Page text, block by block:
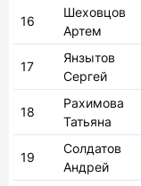
16
Шеховцов
Артем
17
Янзытов
Сергей
18
Рахимова
Татьяна
19
Солдатов
Андрей